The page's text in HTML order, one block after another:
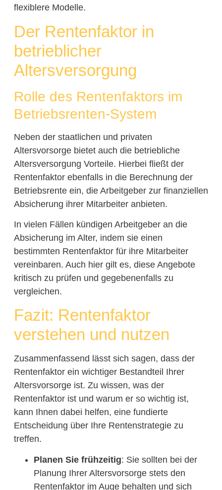
flexiblere Modelle.
Der Rentenfaktor in
betrieblicher
Altersversorgung
Rolle des Rentenfaktors im
Betriebsrenten-System
Neben der staatlichen und privaten
Altersvorsorge bietet auch die betriebliche
Altersversorgung Vorteile. Hierbei fließt der
Rentenfaktor ebenfalls in die Berechnung der
Betriebsrente ein, die Arbeitgeber zur finanziellen
Absicherung ihrer Mitarbeiter anbieten.
In vielen Fällen kündigen Arbeitgeber an die
Absicherung im Alter, indem sie einen
bestimmten Rentenfaktor für ihre Mitarbeiter
vereinbaren. Auch hier gilt es, diese Angebote
kritisch zu prüfen und gegebenenfalls zu
vergleichen.
Fazit: Rentenfaktor
verstehen und nutzen
Zusammenfassend lässt sich sagen, dass der
Rentenfaktor ein wichtiger Bestandteil Ihrer
Altersvorsorge ist. Zu wissen, was der
Rentenfaktor ist und warum er so wichtig ist,
kann Ihnen dabei helfen, eine fundierte
Entscheidung über Ihre Rentenstrategie zu
treffen.
Planen Sie frühzeitig: Sie sollten bei der
Planung Ihrer Altersvorsorge stets den
Rentenfaktor im Auge behalten und sich